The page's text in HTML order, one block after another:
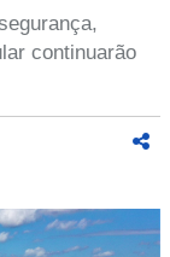
continuarão